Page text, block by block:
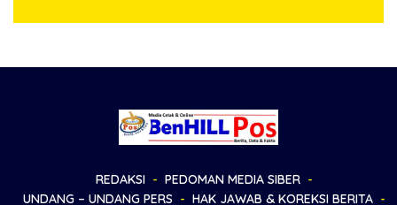
REDAKSI
PEDOMAN MEDIA SIBER
UNDANG – UNDANG PERS
HAK JAWAB & KOREKSI BERITA